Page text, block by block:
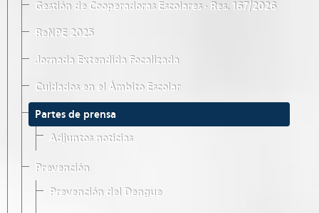
Gestión de Cooperadoras Escolares · Res. 167/2026
ReNPE 2025
Jornada Extendida Focalizada
Cuidados en el Ámbito Escolar
Partes de prensa
Adjuntos noticias
Prevención
Prevención del Dengue